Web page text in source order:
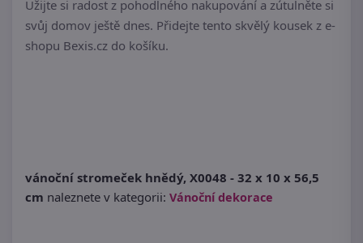
Užijte si radost z pohodlného nakupování a zútulněte si
svůj domov ještě dnes. Přidejte tento skvělý kousek z e-
shopu Bexis.cz do košíku.
vánoční stromeček hnědý, X0048 - 32 x 10 x 56,5
cm naleznete v kategorii: Vánoční dekorace